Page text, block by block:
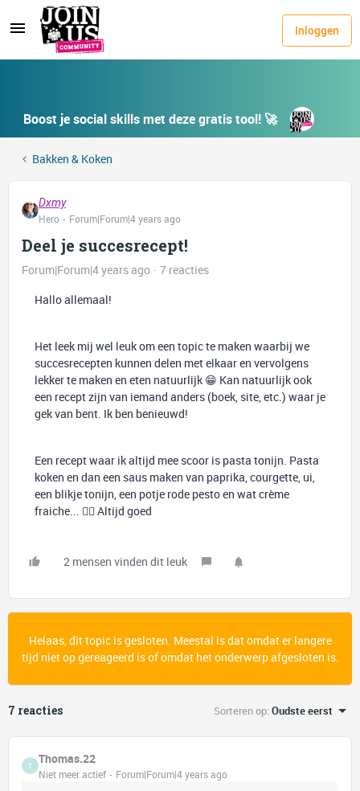
Inloggen
Boost je social skills met deze gratis tool! 🚀
Bakken & Koken
Dxmy
Hero
Forum|Forum|4 years ago
Deel je succesrecept!
Forum|Forum|4 years ago
7 reacties
Hallo allemaal!
Het leek mij wel leuk om een topic te maken waarbij we
succesrecepten kunnen delen met elkaar en vervolgens
lekker te maken en eten natuurlijk 😁 Kan natuurlijk ook
een recept zijn van iemand anders (boek, site, etc.) waar je
gek van bent. Ik ben benieuwd!
Een recept waar ik altijd mee scoor is pasta tonijn. Pasta
koken en dan een saus maken van paprika, courgette, ui,
een blikje tonijn, een potje rode pesto en wat crème
fraiche... 👌🏼 Altijd goed
2 mensen vinden dit leuk
Helaas, dit topic is gesloten. Meestal is dat omdat er langere
tijd niet op gereageerd is of omdat het onderwerp afgesloten is.
7 reacties Sorteren op:Oudste eerst
T Thomas.22
Niet meer actief Forum|Forum|4 years ago